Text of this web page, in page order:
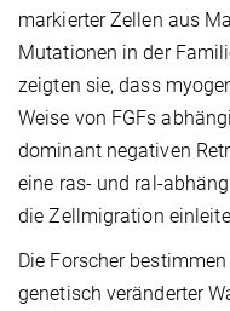
markierter Zellen aus
Mutationen in der
zeigten sie, dass
Weise von FGFs
dominant negativen
eine ras- und ral-
die Zellmigration
Die Forscher
genetisch veränderter